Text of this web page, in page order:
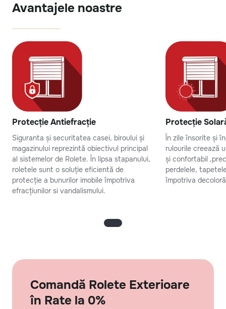
Avantajele noastre
Protecție Antiefracție
Siguranta și securitatea casei, biroului și
magazinului reprezintă obiectivul principal
al sistemelor de Rolete. În lipsa stapanului,
roletele sunt o soluție eficientă de
protecție a bunurilor imobile împotriva
efracțiunilor si vandalismului.
Protecție
În zile însorite și
rulourile creează
și confortabil
perdelele,
împotriva
Comandă Rolete Exterioare
în Rate la 0%